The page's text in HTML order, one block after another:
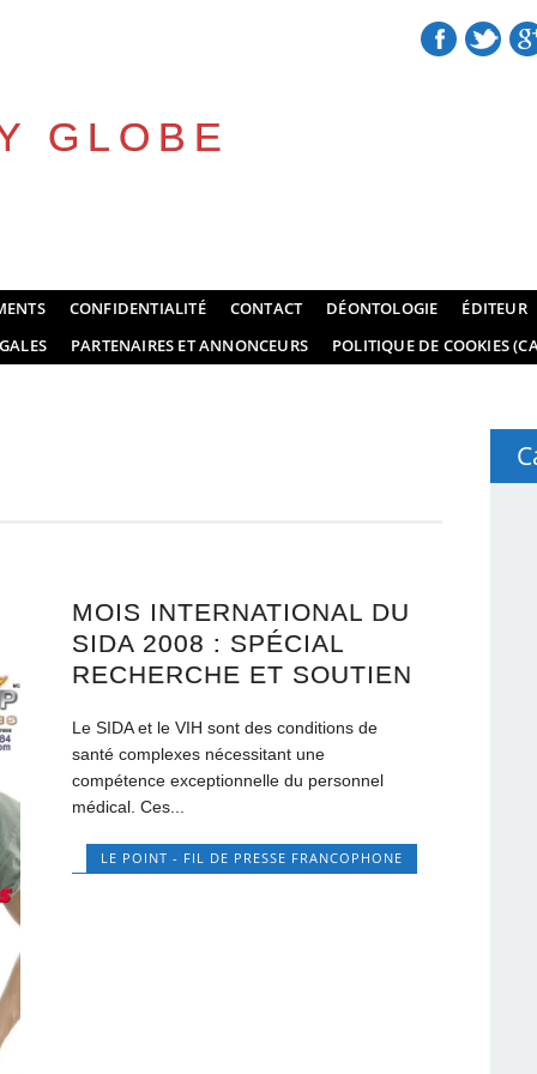
GLOBE
CONFIDENTIALITÉ CONTACT DÉONTOLOGIE
ÉDITEUR
PARTENAIRES ET ANNONCEURS POLITIQUE DE COOKIES
MOIS INTERNATIONAL DU
SIDA 2008 : SPÉCIAL
RECHERCHE ET SOUTIEN
Le SIDA et le VIH sont des conditions de
santé complexes nécessitant une
compétence exceptionnelle du personnel
médical. Ces...
LE POINT - FIL DE PRESSE FRANCOPHONE